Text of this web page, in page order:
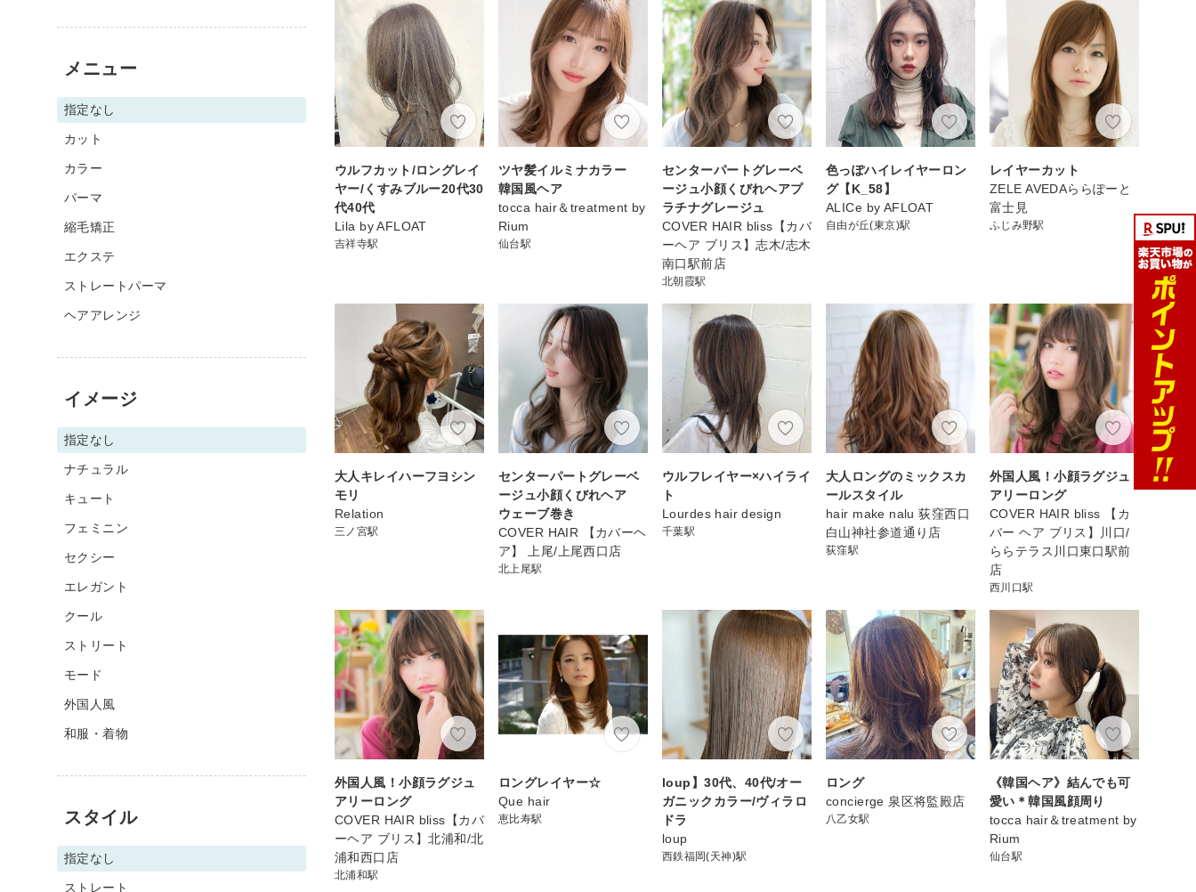
ウルフカット/ロングレイ
ヤー/くすみブルー20代30
代40代
Lila by AFLOAT
吉祥寺駅
ツヤ髪イルミナカラー
韓国風ヘア
tocca hair＆treatment by
Rium
仙台駅
センターパートグレーベ
ージュ小顔くびれヘアプ
ラチナグレージュ
COVER HAIR bliss【カバ
ーヘア ブリス】志木/志木
南口駅前店
北朝霞駅
色っぽハイレイヤーロン
グ【K_58】
ALICe by AFLOAT
自由が丘(東京)駅
レイヤーカット
ZELE AVEDAららぽーと
富士見
ふじみ野駅
大人キレイハーフヨシン
モリ
Relation
三ノ宮駅
センターパートグレーベ
ージュ小顔くびれヘア
ウェーブ巻き
COVER HAIR 【カバーヘ
ア】 上尾/上尾西口店
北上尾駅
ウルフレイヤー×ハイライ
ト
Lourdes hair design
千葉駅
大人ロングのミックスカ
ールスタイル
hair make nalu 荻窪西口
白山神社参道通り店
荻窪駅
外国人風！小顔ラグジュ
アリーロング
COVER HAIR bliss 【カ
バー ヘア ブリス】川口/
ららテラス川口東口駅前
店
西川口駅
外国人風！小顔ラグジュ
アリーロング
COVER HAIR bliss【カバ
ーヘア ブリス】北浦和/北
浦和西口店
北浦和駅
ロングレイヤー☆
Que hair
恵比寿駅
loup】30代、40代/オー
ガニックカラー/ヴィラロ
ドラ
loup
西鉄福岡(天神)駅
ロング
concierge 泉区将監殿店
八乙女駅
《韓国ヘア》結んでも可
愛い＊韓国風顔周り
tocca hair＆treatment by
Rium
仙台駅
メニュー
指定なし
カット
カラー
パーマ
縮毛矯正
エクステ
ストレートパーマ
ヘアアレンジ
イメージ
指定なし
ナチュラル
キュート
フェミニン
セクシー
エレガント
クール
ストリート
モード
外国人風
和服・着物
スタイル
指定なし
ストレート